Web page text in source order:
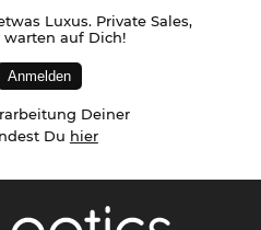
Luxus. Private Sales,
auf Dich!
Deiner
Du hier